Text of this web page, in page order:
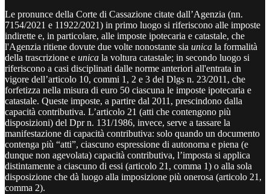
Le pronunce della Corte di Cassazione citate dall’Agenzia (nn.
7154/2021 e 11922/2021) in primo luogo si riferiscono alle imposte
indirette e, in particolare, alle imposte ipotecaria e catastale, che
l'Agenzia ritiene dovute due volte nonostante sia unica la formalità
della trascrizione e unica la voltura catastale; in secondo luogo si
riferiscono a casi disciplinati dalle norme anteriori all'entrata in
vigore dell’articolo 10, commi 1, 2 e 3 del Dlgs n. 23/2011, che
forfetizza nella misura di euro 50 ciascuna le imposte ipotecaria e
catastale. Queste imposte, a partire dal 2011, prescindono dalla
capacità contributiva. L’articolo 21 (atti che contengono più
disposizioni) del Dpr n. 131/1986, invece, serve a tassare la
manifestazione di capacità contributiva: solo quando un documento
contenga più “atti”, ciascuno espressione di autonoma e piena (e
dunque non agevolata) capacità contributiva, l’imposta si applica
distintamente a ciascuno di essi (articolo 21, comma 1) o alla sola
disposizione che dà luogo alla imposizione più onerosa (articolo 21,
comma 2).